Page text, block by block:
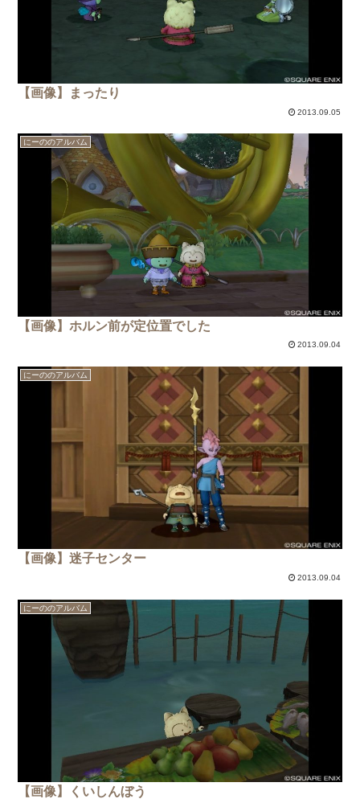
【画像】まったり
2013.09.05
にーののアルバム
【画像】ホルン前が定位置でした
2013.09.04
にーののアルバム
【画像】迷子センター
2013.09.04
にーののアルバム
【画像】くいしんぼう